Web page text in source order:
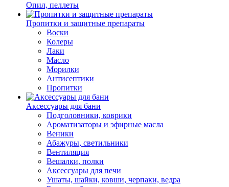
Опил, пеллеты
Пропитки и защитные препараты
Воски
Колеры
Лаки
Масло
Морилки
Антисептики
Пропитки
Аксессуары для бани
Подголовники, коврики
Ароматизаторы и эфирные масла
Веники
Абажуры, светильники
Вентиляция
Вешалки, полки
Аксессуары для печи
Ушаты, шайки, ковши, черпаки, ведра